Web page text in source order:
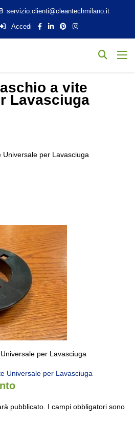
servizio.clienti@cleantechmilano.it
Accedi
a vite
Lavasciuga
Universale per Lavasciuga
per Lavasciuga
Universale per Lavasciuga
pubblicato. I campi obbligatori sono